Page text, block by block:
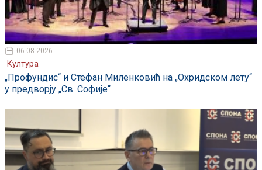
06.08.2026
Култура
„Профундис“ и Стефан Миленковић на „Охридском лету“
у предворју „Св. Софије“